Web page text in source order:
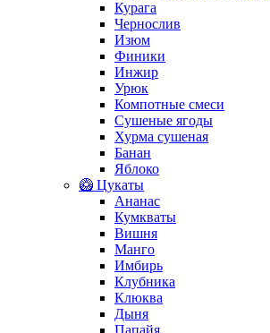
Курага
Чернослив
Изюм
Финики
Инжир
Урюк
Компотные смеси
Сушеные ягоды
Хурма сушеная
Банан
Яблоко
🥝 Цукаты
Ананас
Кумкваты
Вишня
Манго
Имбирь
Клубника
Клюква
Дыня
Папайя